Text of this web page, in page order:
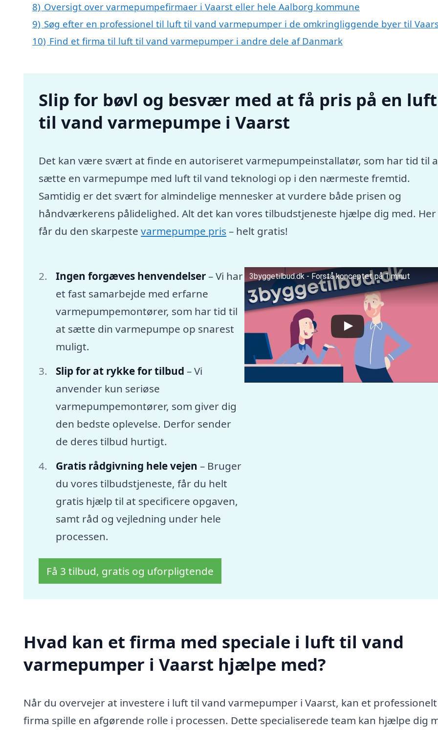
8) Oversigt over varmepumpefirmaer i Vaarst eller hele Aalborg kommune
9) Søg efter en professionel til luft til vand varmepumper i de omkringliggende byer til
10) Find et firma til luft til vand varmepumper i andre dele af Danmark
Slip for bøvl og besvær med at få pris på en luft
til vand varmepumpe i Vaarst
Det kan være svært at finde en autoriseret varmepumpeinstallatør, som har tid til
sætte en varmepumpe med luft til vand teknologi op i den nærmeste fremtid.
Samtidig er det svært for almindelige mennesker at vurdere både prisen og
håndværkerens pålidelighed. Alt det kan vores tilbudstjeneste hjælpe dig med. Her
får du den skarpestevarmepumpe pris – helt gratis!
Ingen forgæves henvendelser– Vi har
et fast samarbejde med erfarne
varmepumpemontører, som har tid til
at sætte din varmepumpe op snarest
muligt.
Slip for at rykke for tilbud – Vi
anvender kun seriøse
varmepumpemontører, som giver dig
den bedste oplevelse. Derfor sender
de deres tilbud hurtigt.
Gratis rådgivning hele vejen – Bruger
du vores tilbudstjeneste, får du helt
gratis hjælp til at specificere opgaven,
samt råd og vejledning under hele
processen.
3byggetilbud.dk - Forstå konceptet på 1 minut
Få 3 tilbud, gratis og uforpligtende
Hvad kan et firma med speciale i luft til vand
varmepumper i Vaarst hjælpe med?
Når du overvejer at investere i luft til vand varmepumper i Vaarst, kan et professionelt
firma spille en afgørende rolle i processen. Dette specialiserede team kan hjælpe dig